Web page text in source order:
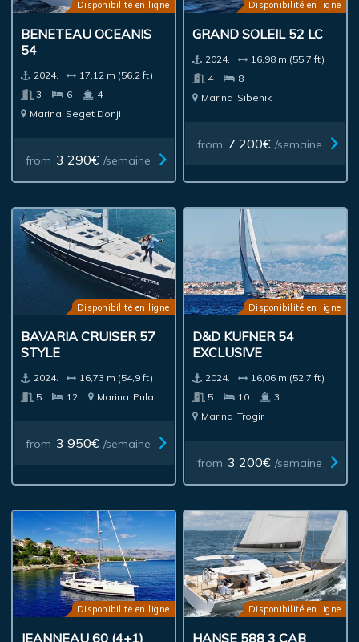
Disponibilité en ligne
BENETEAU OCEANIS
54
2024.
17,12 m (56,2 ft)
3
6
4
Marina Seget Donji
from 3 290€ /semaine
Disponibilité en ligne
GRAND SOLEIL 52 LC
2024.
16,98 m (55,7 ft)
4
8
Marina Sibenik
from 7 200€ /semaine
Disponibilité en ligne
BAVARIA CRUISER 57
STYLE
2024.
16,73 m (54,9 ft)
5
12 Marina Pula
from 3 950€ /semaine
Disponibilité en ligne
D&D KUFNER 54
EXCLUSIVE
2024.
16,06 m (52,7 ft)
5
10
3
Marina Trogir
from 3 200€ /semaine
Disponibilité en ligne
JEANNEAU 60 (4+1)
Disponibilité en ligne
HANSE 588 3 CAB